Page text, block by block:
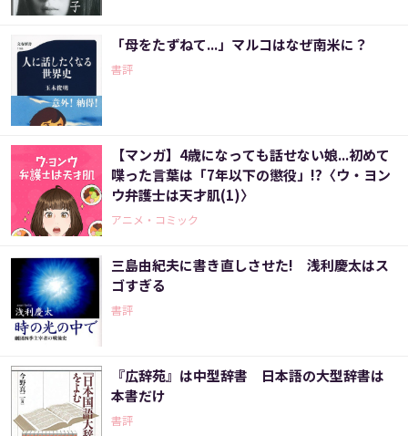
「母をたずねて...」マルコはなぜ南米に？
書評
【マンガ】4歳になっても話せない娘...初めて
喋った言葉は「7年以下の懲役」!?〈ウ・ヨン
ウ弁護士は天才肌(1)〉
アニメ・コミック
三島由紀夫に書き直しさせた! 浅利慶太はス
ゴすぎる
書評
『広辞苑』は中型辞書 日本語の大型辞書は
本書だけ
書評